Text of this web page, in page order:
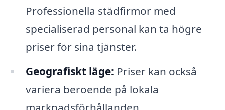
Professionella städfirmor med
specialiserad personal kan ta högre
priser för sina tjänster.
Geografiskt läge: Priser kan också
variera beroende på lokala